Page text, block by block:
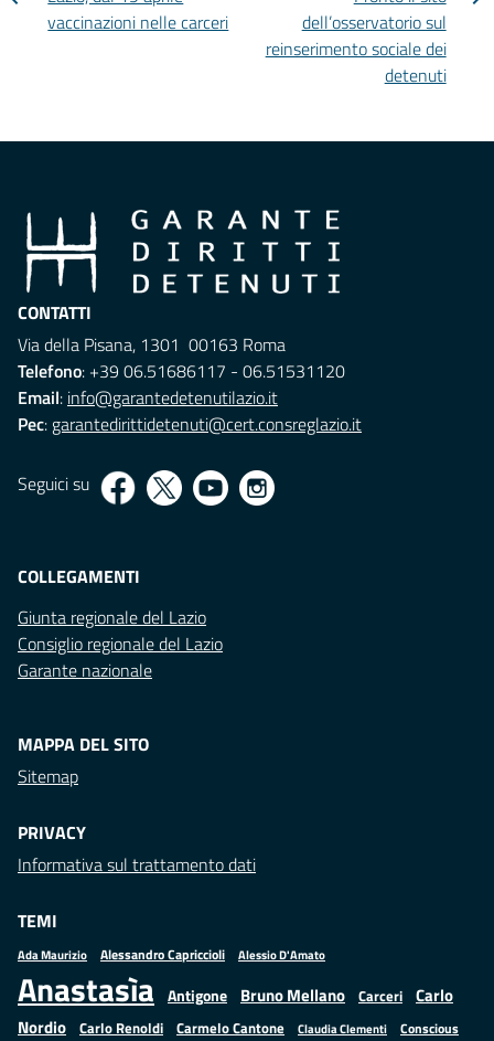
vaccinazioni nelle carceri
dell’osservatorio sul
reinserimento sociale dei
detenuti
CONTATTI
Via della Pisana, 1301 00163 Roma
Telefono: +39 06.51686117 - 06.51531120
Email: info@garantedetenutilazio.it
Pec: garantedirittidetenuti@cert.consreglazio.it
Seguici su
COLLEGAMENTI
Giunta regionale del Lazio
Consiglio regionale del Lazio
Garante nazionale
MAPPA DEL SITO
Sitemap
PRIVACY
Informativa sul trattamento dati
TEMI
Ada Maurizio Alessandro Capriccioli Alessio D'Amato
Anastasìa Antigone Bruno Mellano Carceri
Carlo
Nordio Carlo Renoldi Carmelo Cantone Claudia Clementi Conscious